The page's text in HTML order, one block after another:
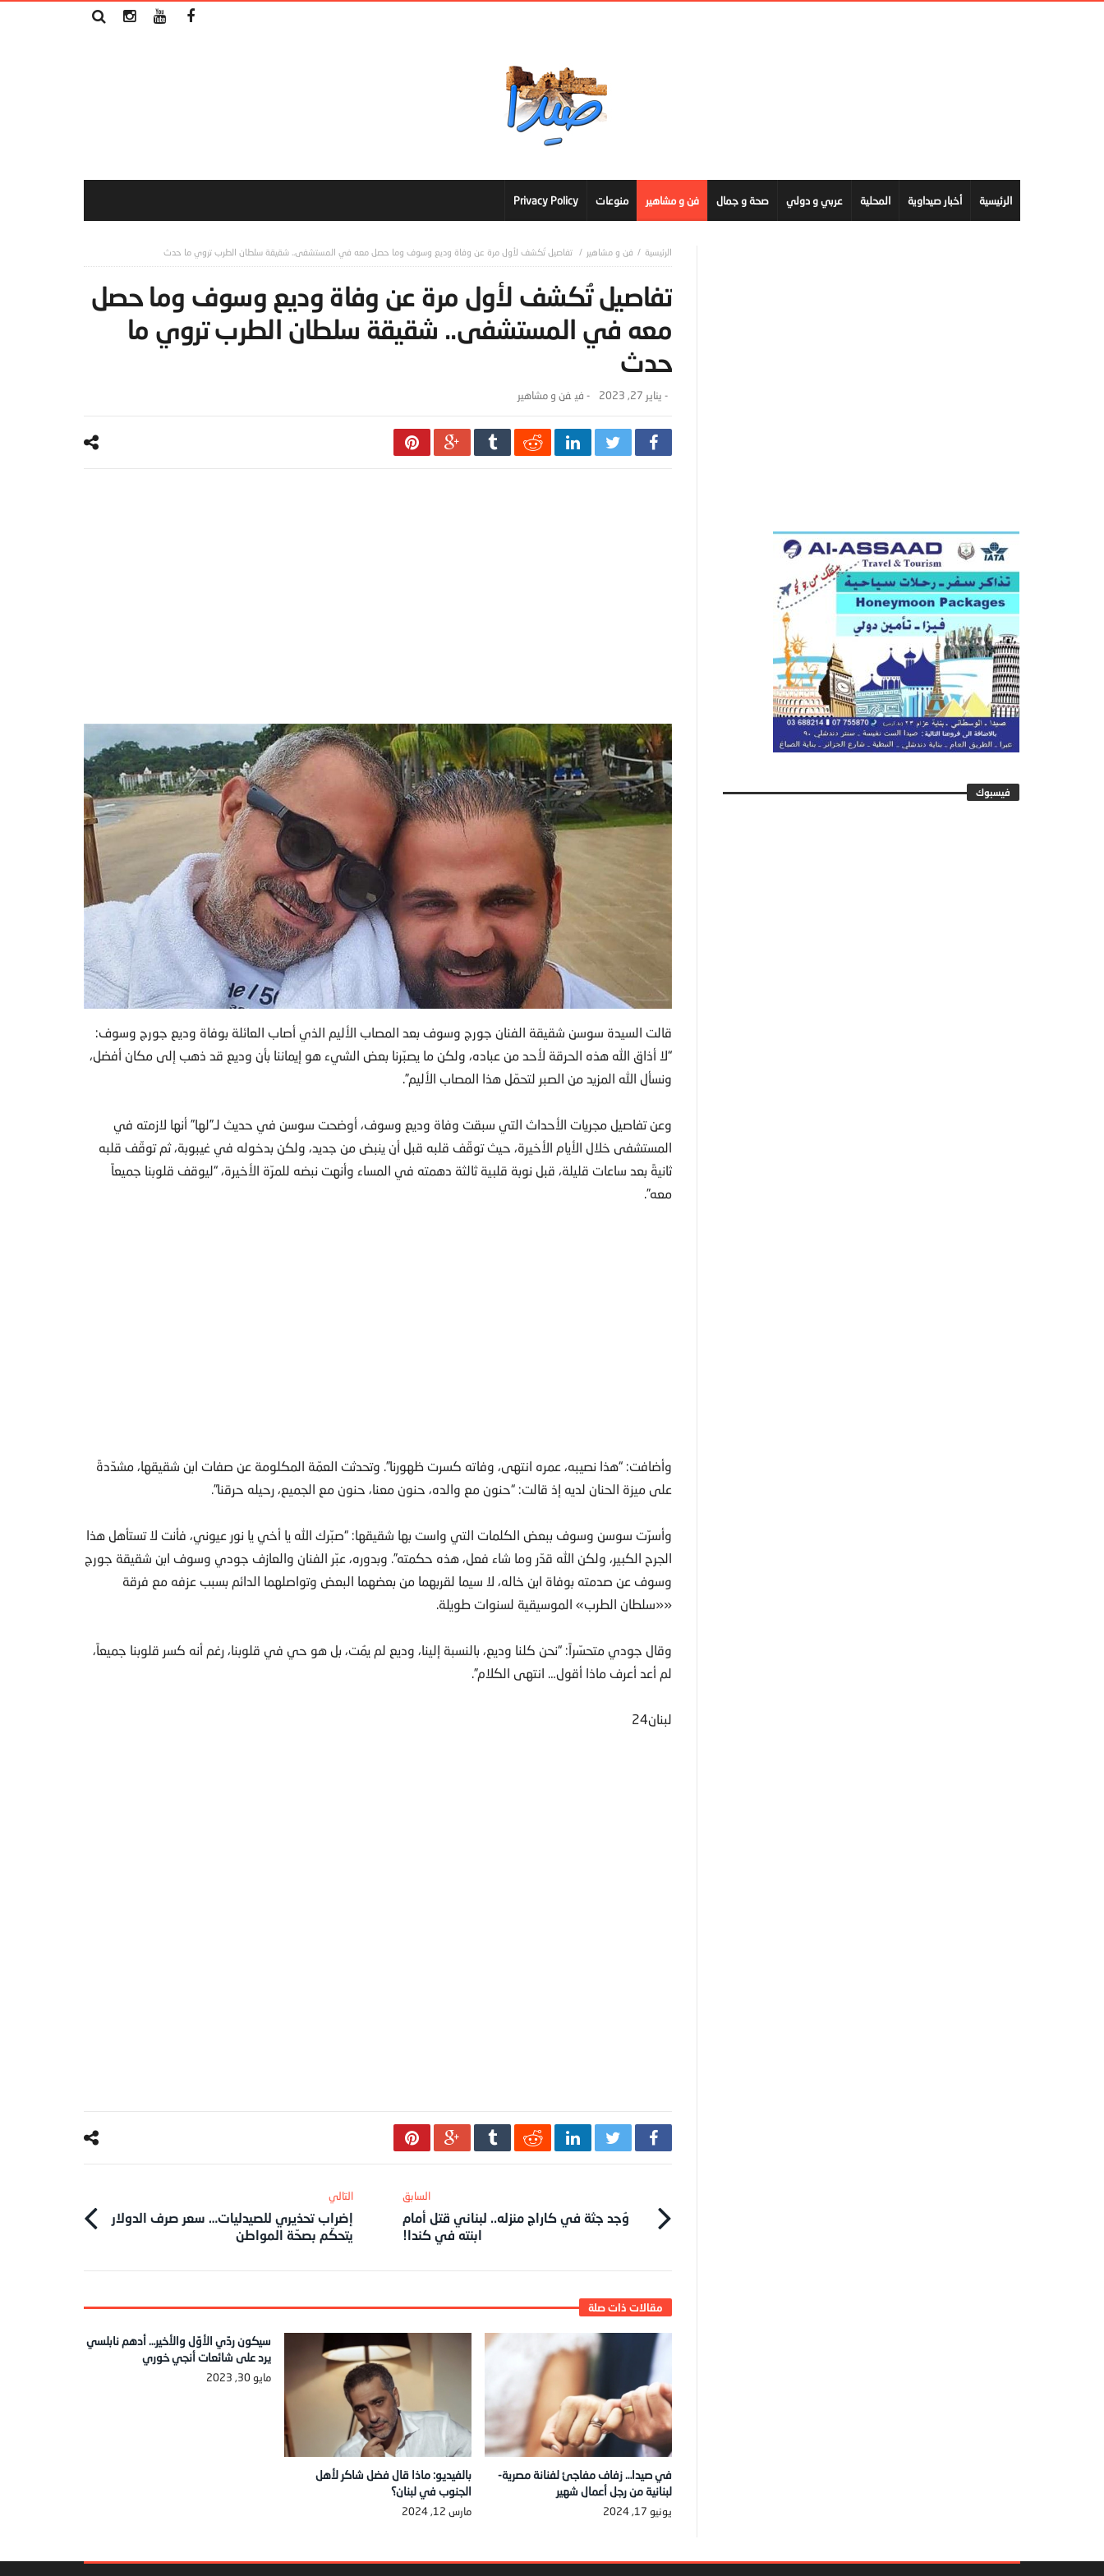
الرئيسية أخبار صيداوية المحلية عربي و دولي صحة و جمال فن و مشاهير منوعات Privacy Policy
فن و مشاهير تفاصيل تُكشف لأول مرة عن وفاة وديع وسوف وما حصل معه في المستشفى.. شقيقة سلطان الطرب تروي ما حدث
تفاصيل تُكشف لأول مرة عن وفاة وديع وسوف وما حصل
معه في المستشفى.. شقيقة سلطان الطرب تروي ما
حدث
- يناير 27, 2023 - ‎في فن و مشاهير
قالت السيدة سوسن شقيقة الفنان جورج وسوف بعد المصاب الأليم الذي أصاب العائلة بوفاة وديع جورج وسوف:
“لا أذاق الله هذه الحرقة لأحد من عباده، ولكن ما يصبّرنا بعض الشيء هو إيماننا بأن وديع قد ذهب إلى مكان أفضل،
ونسأل الله المزيد من الصبر لتحمّل هذا المصاب الأليم”.
وعن تفاصيل مجريات الأحداث التي سبقت وفاة وديع وسوف، أوضحت سوسن في حديث لـ”لها” أنها لازمته في
المستشفى خلال الأيام الأخيرة، حيث توقّف قلبه قبل أن ينبض من جديد، ولكن بدخوله في غيبوبة، ثم توقّف قلبه
ثانيةً بعد ساعات قليلة، قبل نوبة قلبية ثالثة دهمته في المساء وأنهت نبضه للمرّة الأخيرة، “ليوقف قلوبنا جميعاً
معه”.
وأضافت: “هذا نصيبه، عمره انتهى، وفاته كسرت ظهورنا”. وتحدثت العمّة المكلومة عن صفات ابن شقيقها، مشدّدةً
على ميزة الحنان لديه إذ قالت: “حنون مع والده، حنون معنا، حنون مع الجميع، رحيله حرقنا”.
وأسرّت سوسن وسوف ببعض الكلمات التي واست بها شقيقها: “صبّرك الله يا أخي يا نور عيوني، فأنت لا تستأهل هذا
الجرح الكبير، ولكن الله قدّر وما شاء فعل، هذه حكمته”. وبدوره، عبّر الفنان والعازف جودي وسوف ابن شقيقة جورج
وسوف عن صدمته بوفاة ابن خاله، لا سيما لقربهما من بعضهما البعض وتواصلهما الدائم بسبب عزفه مع فرقة
««سلطان الطرب» الموسيقية لسنوات طويلة.
وقال جودي متحسّراً: “نحن كلنا وديع، بالنسبة إلينا، وديع لم يمُت، بل هو حي في قلوبنا، رغم أنه كسر قلوبنا جميعاً،
لم أعد أعرف ماذا أقول… انتهى الكلام”.
لبنان24
وُجد جثة في كاراج منزله.. لبناني قتل أمام
ابنته في كندا!
إضراب تحذيري للصيدليات… سعر صرف الدولار
يتحكّم بصحّة المواطن
في صيدا… زفاف مفاجئ لفنانة مصرية-
لبنانية من رجل أعمال شهير
يونيو 17, 2024
بالفيديو: ماذا قال فضل شاكر لأهل
الجنوب في لبنان؟
مارس 12, 2024
سيكون ردّي الأوّل والأخير… أدهم نابلسي
يرد على شائعات أنجي خوري
مايو 30, 2023
فيسبوك